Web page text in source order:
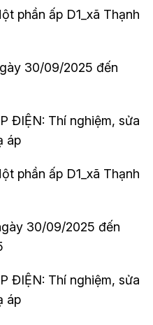
phần ấp D1_xã Thạnh
30/09/2025 đến
ĐIỆN: Thí nghiệm, sửa
áp
phần ấp D1_xã Thạnh
30/09/2025 đến
ĐIỆN: Thí nghiệm, sửa
áp